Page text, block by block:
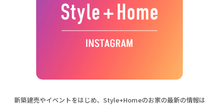
新築建売やイベントをはじめ、 Style+Homeのお家の最新の情報は